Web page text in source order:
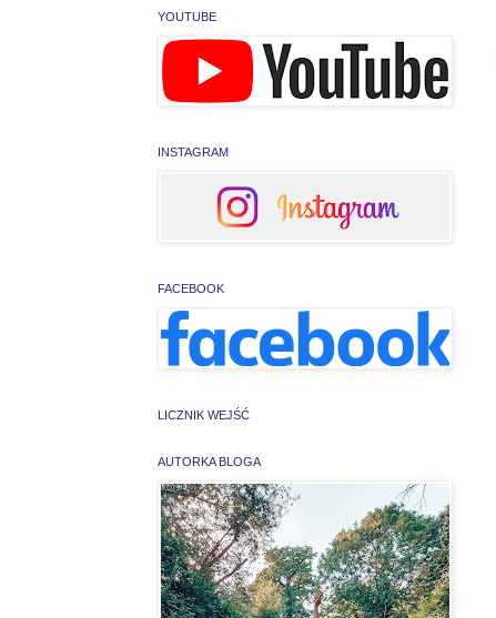
YOUTUBE
INSTAGRAM
FACEBOOK
LICZNIK WEJŚĆ
AUTORKA BLOGA